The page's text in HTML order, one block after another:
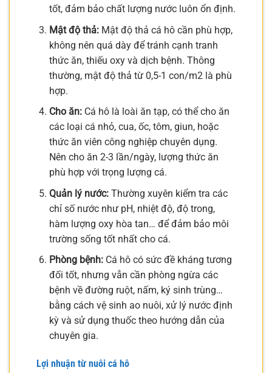
tốt, đảm bảo chất lượng nước luôn ổn định.
Mật độ thả:Mật độ thả cá hô cần phù hợp,
không nên quá dày để tránh cạnh tranh
thức ăn, thiếu oxy và dịch bệnh. Thông
thường, mật độ thả từ 0,5-1 con/m2 là phù
hợp.
Cho ăn:Cá hô là loài ăn tạp, có thể cho ăn
các loại cá nhỏ, cua, ốc, tôm, giun, hoặc
thức ăn viên công nghiệp chuyên dụng.
Nên cho ăn 2-3 lần/ngày, lượng thức ăn
phù hợp với trọng lượng cá.
Quản lý nước:Thường xuyên kiểm tra các
chỉ số nước như pH, nhiệt độ, độ trong,
hàm lượng oxy hòa tan… để đảm bảo môi
trường sống tốt nhất cho cá.
Phòng bệnh:Cá hô có sức đề kháng tương
đối tốt, nhưng vẫn cần phòng ngừa các
bệnh về đường ruột, nấm, ký sinh trùng…
bằng cách vệ sinh ao nuôi, xử lý nước định
kỳ và sử dụng thuốc theo hướng dẫn của
chuyên gia.
Lợi nhuận từ nuôi cá hô